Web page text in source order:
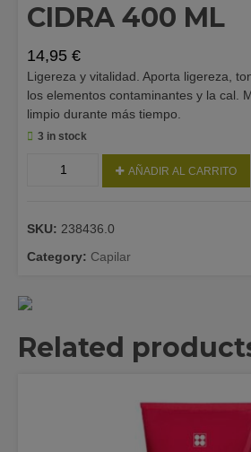
CIDRA 400 ML
14,95 €
Ligereza y vitalidad. Aporta ligereza,
los elementos contaminantes y la cal.
limpio durante más tiempo.
3 in stock
ML
quantity
AÑADIR AL CARRITO
SKU: 238436.0
Category: Capilar
Related